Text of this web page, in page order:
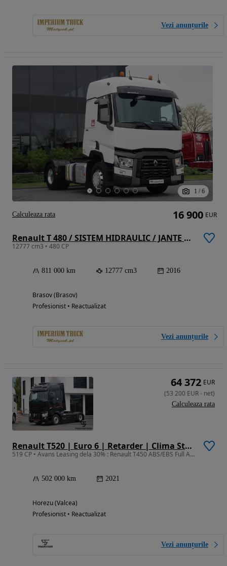
Vezi anunțurile
1 / 6
Renault T 480 / SISTEM HIDRAULIC / JANTE DIN ALIAJ / MOTOR DE 13 LITRI / EURO 6
12777 cm3 • 480 CP
811 000 km 12777 cm3 2016
Brasov (Brasov)
Profesionist • Reactualizat
Vezi anunțurile
16 900 EUR
Calculeaza rata
Renault T520 | Euro 6 | Retarder | Clima Stationare | Istoric Complet
519 CP • Avans Leasing dela 30% : Renault T450 ABS/EBS Full Asist 07/2021
502 000 km 2021
Horezu (Valcea)
Profesionist • Reactualizat
Vezi anunțurile
64 372 EUR
(53 200 EUR- net)
Calculeaza rata